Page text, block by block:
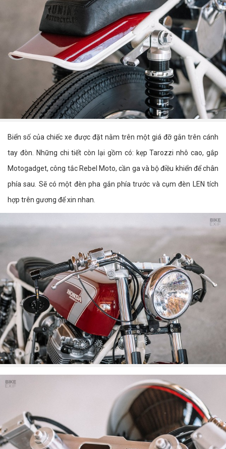
Biển số của chiếc xe được đặt nằm trên một giá đỡ gắn trên cánh
tay đòn. Những chi tiết còn lại gồm có: kẹp Tarozzi nhô cao, gắp
Motogadget, công tắc Rebel Moto, cần ga và bộ điều khiển để chân
phía sau. Sẽ có một đèn pha gắn phía trước và cụm đèn LEN tích
hợp trên gương để xin nhan.